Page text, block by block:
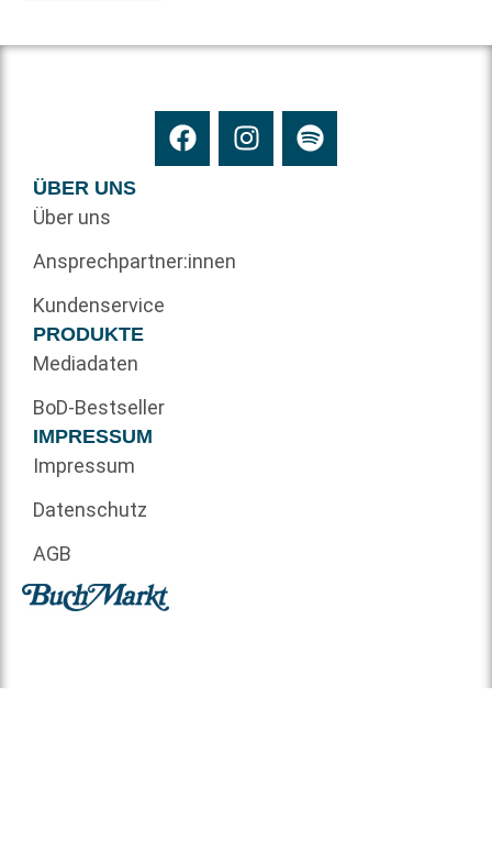
ÜBER UNS
Über uns
Ansprechpartner:innen
Kundenservice
PRODUKTE
Mediadaten
BoD-Bestseller
IMPRESSUM
Impressum
Datenschutz
AGB